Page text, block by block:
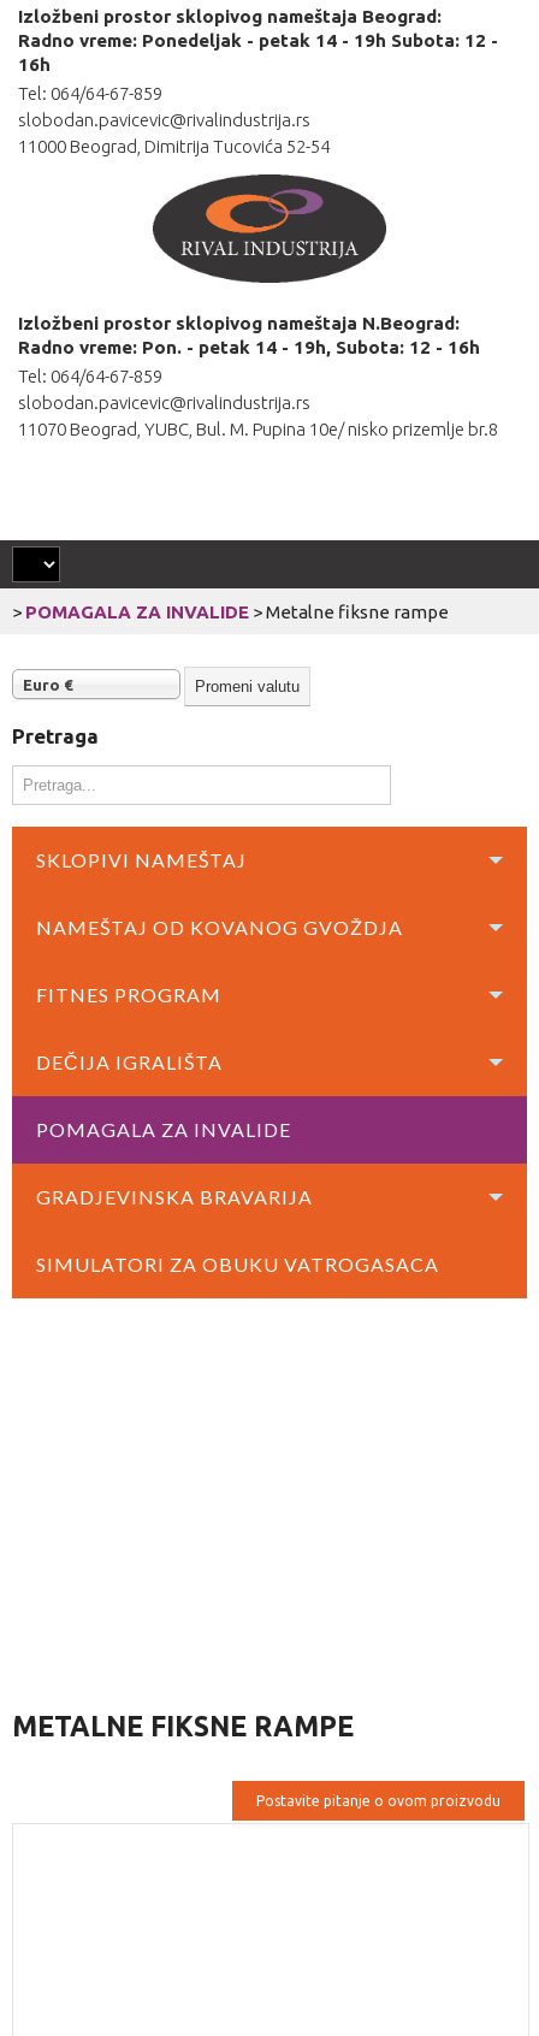
Izložbeni prostor sklopivog nameštaja Beograd:
Radno vreme: Ponedeljak - petak 14 - 19h Subota: 12 -
16h
Tel: 064/64-67-859
slobodan.pavicevic@rivalindustrija.rs
11000 Beograd, Dimitrija Tucovića 52-54
Izložbeni prostor sklopivog nameštaja N.Beograd:
Radno vreme: Pon. - petak 14 - 19h, Subota: 12 - 16h
Tel: 064/64-67-859
slobodan.pavicevic@rivalindustrija.rs
11070 Beograd, YUBC, Bul. M. Pupina 10e/ nisko prizemlje br.8
> POMAGALA ZA INVALIDE >Metalne fiksne rampe
Euro €
Pretraga
SKLOPIVI NAMEŠTAJ
NAMEŠTAJ OD KOVANOG GVOŽDJA
FITNES PROGRAM
DEČIJA IGRALIŠTA
POMAGALA ZA INVALIDE
GRADJEVINSKA BRAVARIJA
SIMULATORI ZA OBUKU VATROGASACA
METALNE FIKSNE RAMPE
Postavite pitanje o ovom proizvodu